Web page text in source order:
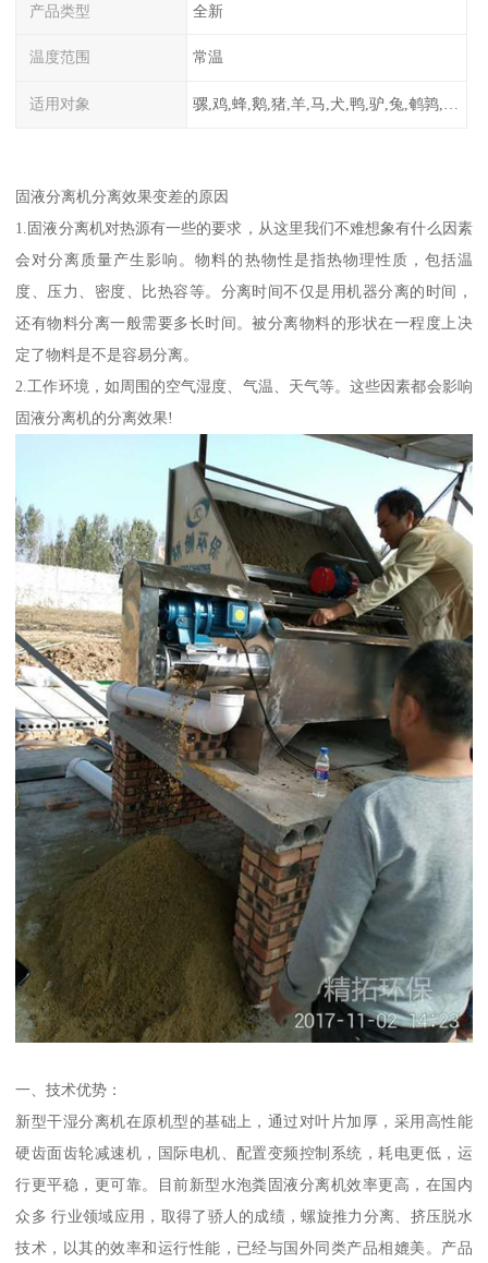
产品类型 全新
温度范围 常温
适用对象 骡,鸡,蜂,鹅,猪,羊,马,犬,鸭,驴,兔,鹌鹑,牛,鸽
固液分离机分离效果变差的原因
1.固液分离机对热源有一些的要求，从这里我们不难想象有什么因素
会对分离质量产生影响。物料的热物性是指热物理性质，包括温
度、压力、密度、比热容等。分离时间不仅是用机器分离的时间，
还有物料分离一般需要多长时间。被分离物料的形状在一程度上决
定了物料是不是容易分离。
2.工作环境，如周围的空气湿度、气温、天气等。这些因素都会影响
固液分离机的分离效果!
一、技术优势：
新型干湿分离机在原机型的基础上，通过对叶片加厚，采用高性能
硬齿面齿轮减速机，国际电机、配置变频控制系统，耗电更低，运
行更平稳，更可靠。目前新型水泡粪固液分离机效率更高，在国内
众多 行业领域应用，取得了骄人的成绩，螺旋推力分离、挤压脱水
技术，以其的效率和运行性能，已经与国外同类产品相媲美。产品